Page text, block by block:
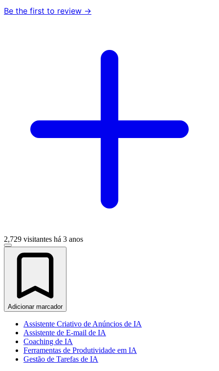
Be the first to review →
2,729 visitantes há 3 anos
Adicionar marcador
Assistente Criativo de Anúncios de IA
Assistente de E-mail de IA
Coaching de IA
Ferramentas de Produtividade em IA
Gestão de Tarefas de IA